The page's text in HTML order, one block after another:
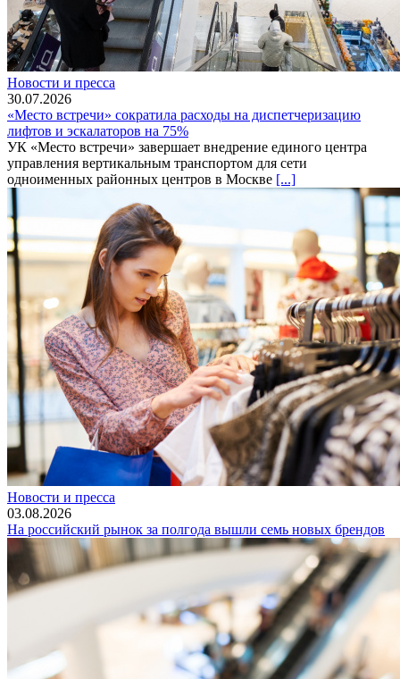
Новости и пресса
30.07.2026
«Место встречи» сократила расходы на диспетчеризацию
лифтов и эскалаторов на 75%
УК «Место встречи» завершает внедрение единого центра
управления вертикальным транспортом для сети
одноименных районных центров в Москве [...]
Новости и пресса
03.08.2026
На российский рынок за полгода вышли семь новых брендов